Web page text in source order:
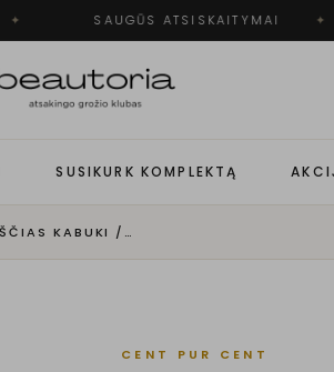
✦ SAUGŪS ATSISKAITYMAI ✦
SUSIKURK KOMPLEKTĄ
CENT PUR CENT PLOKŠČIAS KABUKI / SKYSTOS PUDROS ŠEPETĖLIS NR. 03
CENT PUR CENT